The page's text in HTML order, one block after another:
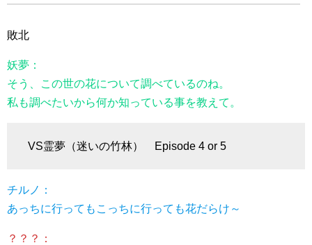
敗北
妖夢：
そう、この世の花について調べているのね。
私も調べたいから何か知っている事を教えて。
VS霊夢（迷いの竹林） Episode 4 or 5
チルノ：
あっちに行ってもこっちに行っても花だらけ～
？？？：